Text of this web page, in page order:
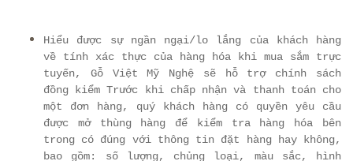
Hiểu được sự ngần ngại/lo lắng của khách hàng
về tính xác thực của hàng hóa khi mua sắm trực
tuyến, Gỗ Việt Mỹ Nghệ sẽ hỗ trợ chính sách
đồng kiểm Trước khi chấp nhận và thanh toán cho
một đơn hàng, quý khách hàng có quyền yêu cầu
được mở thùng hàng để kiểm tra hàng hóa bên
trong có đúng với thông tin đặt hàng hay không,
bao gồm: số lượng, chủng loại, màu sắc, hình